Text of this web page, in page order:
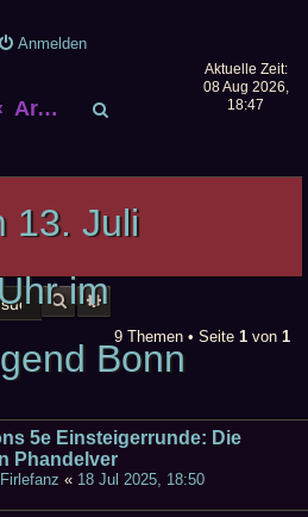
Anmelden
Archiv alter Treffen
h
Aktuelle Zeit:
08 Aug 2026,
18:47
13. Juli
im
Bonn
SUCHE
9 Themen • Seite 1 von 1
5e Einsteigerrunde: Die
Phandelver
« 18 Jul 2025, 18:50